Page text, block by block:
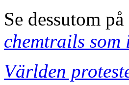
Se dessutom på
chemtrails
Världen